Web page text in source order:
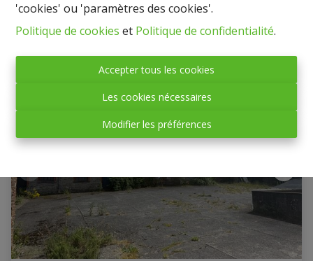
'cookies' ou 'paramètres des cookies'.
Politique de cookies et Politique de confidentialité.
Accepter tous les cookies
Les cookies nécessaires
Modifier les préférences
24 9 9